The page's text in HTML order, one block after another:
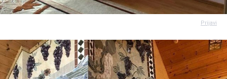
Prijavi